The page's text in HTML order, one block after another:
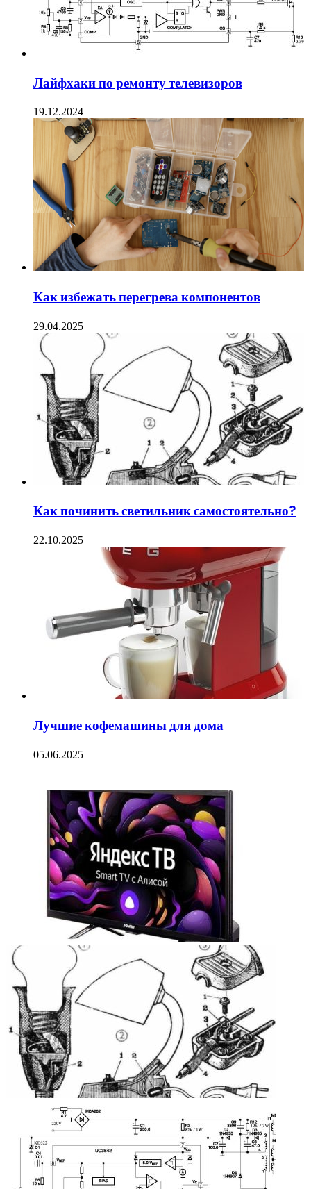
Лайфхаки по ремонту телевизоров
19.12.2024
Как избежать перегрева компонентов
29.04.2025
Как починить светильник самостоятельно?
22.10.2025
Лучшие кофемашины для дома
05.06.2025